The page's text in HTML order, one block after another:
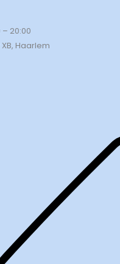
20:00
Haarlem